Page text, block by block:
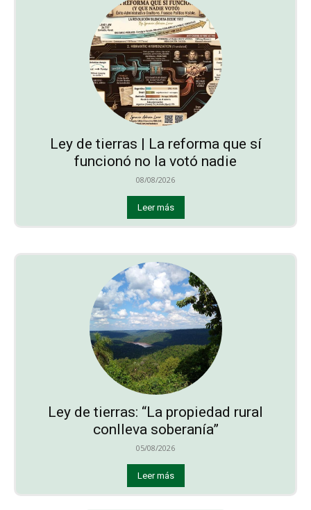
Ley de tierras | La reforma que sí
funcionó no la votó nadie
08/08/2026
Leer más
Ley de tierras: “La propiedad rural
conlleva soberanía”
05/08/2026
Leer más